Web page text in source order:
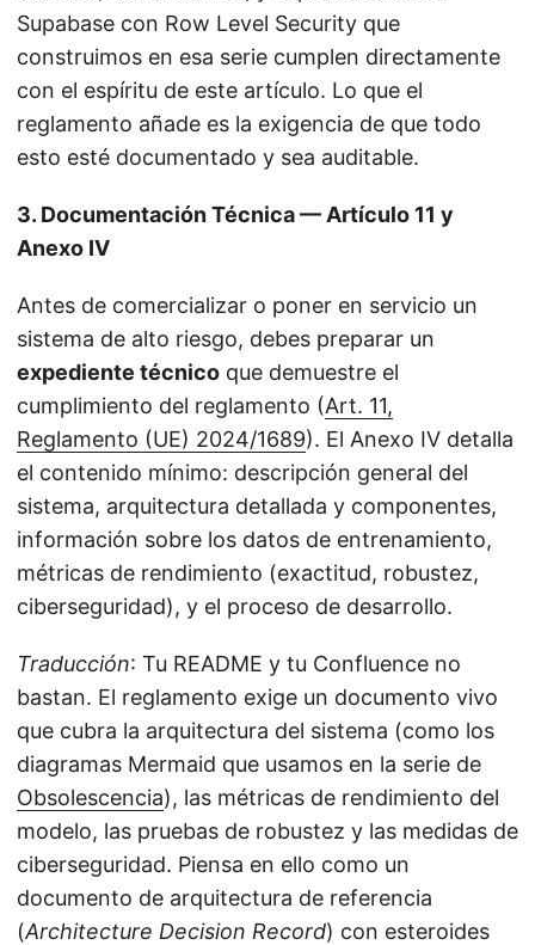
Supabase con Row Level Security que
construimos en esa serie cumplen directamente
con el espíritu de este artículo. Lo que el
reglamento añade es la exigencia de que todo
esto esté documentado y sea auditable.
3. Documentación Técnica — Artículo 11 y
Anexo IV
Antes de comercializar o poner en servicio un
sistema de alto riesgo, debes preparar un
expediente técnico que demuestre el
cumplimiento del reglamento (Art. 11,
Reglamento (UE) 2024/1689). El Anexo IV detalla
el contenido mínimo: descripción general del
sistema, arquitectura detallada y componentes,
información sobre los datos de entrenamiento,
métricas de rendimiento (exactitud, robustez,
ciberseguridad), y el proceso de desarrollo.
Traducción: Tu README y tu Confluence no
bastan. El reglamento exige un documento vivo
que cubra la arquitectura del sistema (como los
diagramas Mermaid que usamos en la serie de
Obsolescencia), las métricas de rendimiento del
modelo, las pruebas de robustez y las medidas de
ciberseguridad. Piensa en ello como un
documento de arquitectura de referencia
(Architecture Decision Record) con esteroides